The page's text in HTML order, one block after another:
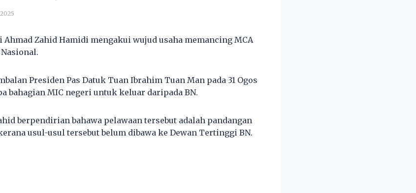
Ahmad Zahid Hamidi mengakui wujud usaha memancing MCA
Presiden Pas Datuk Tuan Ibrahim Tuan Man pada 31 Ogos
bahagian MIC negeri untuk keluar daripada BN.
berpendirian bahawa pelawaan tersebut adalah pandangan
usul-usul tersebut belum dibawa ke Dewan Tertinggi BN.